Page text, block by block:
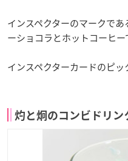
インスペクターのマークで
ーショコラとホットコーヒー
インスペクターカードのピッ
灼と炯のコンビドリン